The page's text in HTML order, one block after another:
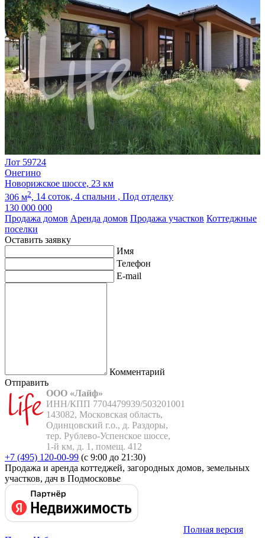
Лот 59724
Онегино
Новорижское шоссе, 23 км
306 м2, 14 соток, 4 спальни , Под отделку
130 000 000
Продажа домов Аренда домов Продажа участков Коттеджные
поселки
Оставить заявку
Имя
Телефон
E-mail
Комментарий
Отправить
ООО «Лайф»
ИНН/КПП 7704479939/503201001
143082, Московская область,
Одинцовский г.о., д. Раздоры,
тер. Рублево-Успенское шоссе,
1-й км, д. 1, помещ. 412
+7 (495) 120-00-99 (с 9:00 до 21:30)
Продажа и аренда коттеджей, загородных домов, земельных
участков, дач в Подмосковье
Полная версия